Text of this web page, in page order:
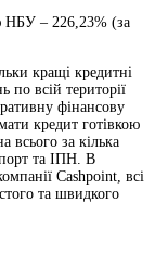
НБУ – 226,23% (за
кращі кредитні
по всій території
фінансову
кредит готівкою
всього за кілька
та ІПН. В
Cashpoint, всі
та швидкого